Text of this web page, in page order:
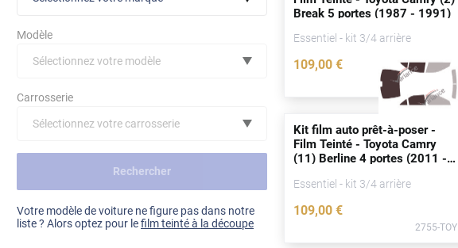
Modèle
Sélectionnez votre modèle
Carrosserie
Sélectionnez votre carrosserie
Voir tout
Rechercher
Votre modèle de voiture ne figure pas dans notre
liste ? Alors optez pour lefilm teinté à la découpe
Break 5 portes(1987 - 1991)
Essentiel - kit 3/4 arrière
109,00 €
2407-TOY
Kit film auto prêt-à-poser -
Film Teinté - Toyota Camry
(11) Berline 4 portes(2011 -
Essentiel - kit 3/4 arrière
109,00 €
2755-TOY